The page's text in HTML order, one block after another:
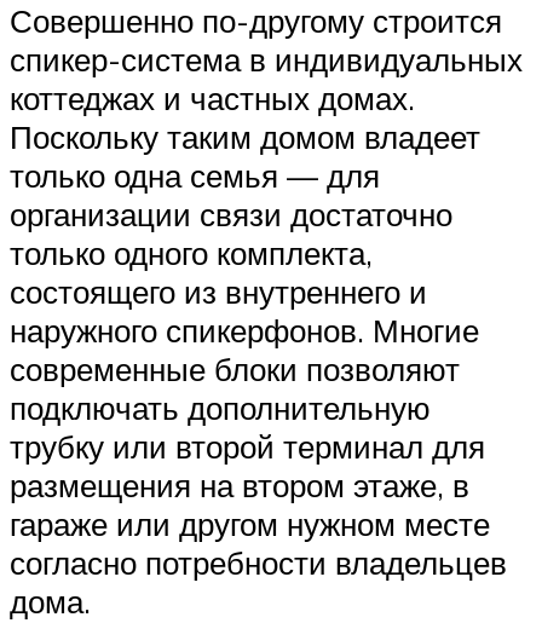
Совершенно по-другому строится
спикер-система в индивидуальных
коттеджах и частных домах.
Поскольку таким домом владеет
только одна семья — для
организации связи достаточно
только одного комплекта,
состоящего из внутреннего и
наружного спикерфонов. Многие
современные блоки позволяют
подключать дополнительную
трубку или второй терминал для
размещения на втором этаже, в
гараже или другом нужном месте
согласно потребности владельцев
дома.